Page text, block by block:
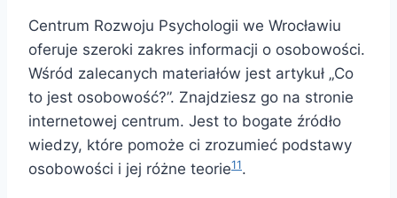
Centrum Rozwoju Psychologii we Wrocławiu
oferuje szeroki zakres informacji o osobowości.
Wśród zalecanych materiałów jest artykuł „Co
to jest osobowość?”. Znajdziesz go na stronie
internetowej centrum. Jest to bogate źródło
wiedzy, które pomoże ci zrozumieć podstawy
osobowości i jej różne teorie11.